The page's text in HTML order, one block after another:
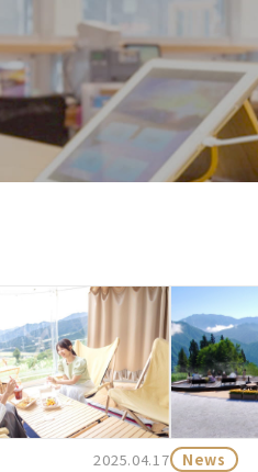
2025.04.17 News